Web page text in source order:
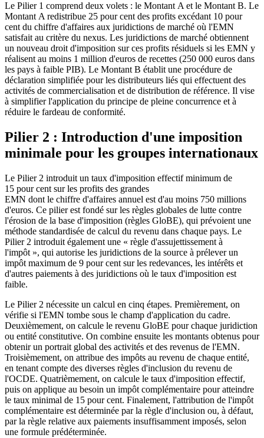
Le Pilier 1 comprend deux volets : le Montant A et le Montant B. Le
Montant A redistribue 25 pour cent des profits excédant 10 pour
cent du chiffre d'affaires aux juridictions de marché où l'EMN
satisfait au critère du nexus. Les juridictions de marché obtiennent
un nouveau droit d'imposition sur ces profits résiduels si les EMN y
réalisent au moins 1 million d'euros de recettes (250 000 euros dans
les pays à faible PIB). Le Montant B établit une procédure de
déclaration simplifiée pour les distributeurs liés qui effectuent des
activités de commercialisation et de distribution de référence. Il vise
à simplifier l'application du principe de pleine concurrence et à
réduire le fardeau de conformité.
Pilier 2 : Introduction d'une imposition
minimale pour les groupes internationaux
Le Pilier 2 introduit un taux d'imposition effectif minimum de
15 pour cent sur les profits des grandes
EMN dont le chiffre d'affaires annuel est d'au moins 750 millions
d'euros. Ce pilier est fondé sur les règles globales de lutte contre
l'érosion de la base d'imposition (règles GloBE), qui prévoient une
méthode standardisée de calcul du revenu dans chaque pays. Le
Pilier 2 introduit également une « règle d'assujettissement à
l'impôt », qui autorise les juridictions de la source à prélever un
impôt maximum de 9 pour cent sur les redevances, les intérêts et
d'autres paiements à des juridictions où le taux d'imposition est
faible.
Le Pilier 2 nécessite un calcul en cinq étapes. Premièrement, on
vérifie si l'EMN tombe sous le champ d'application du cadre.
Deuxièmement, on calcule le revenu GloBE pour chaque juridiction
ou entité constitutive. On combine ensuite les montants obtenus pour
obtenir un portrait global des activités et des revenus de l'EMN.
Troisièmement, on attribue des impôts au revenu de chaque entité,
en tenant compte des diverses règles d'inclusion du revenu de
l'OCDE. Quatrièmement, on calcule le taux d'imposition effectif,
puis on applique au besoin un impôt complémentaire pour atteindre
le taux minimal de 15 pour cent. Finalement, l'attribution de l'impôt
complémentaire est déterminée par la règle d'inclusion ou, à défaut,
par la règle relative aux paiements insuffisamment imposés, selon
une formule prédéterminée.